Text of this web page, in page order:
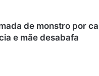
de monstro por
e mãe desabafa